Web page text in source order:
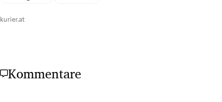
kurier.at
Kommentare